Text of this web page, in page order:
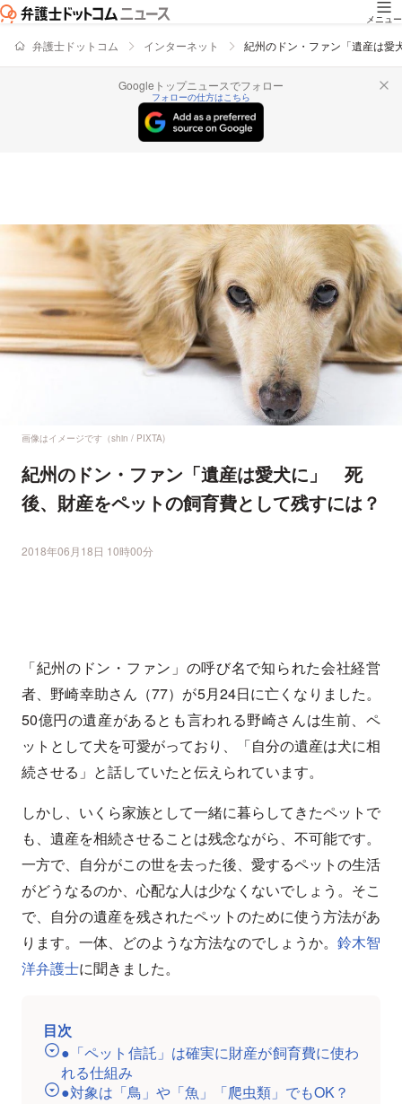
メニュー
弁護士ドットコム インターネット 紀州のドン・ファン「遺産は
Googleトップニュースでフォロー
フォローの仕方はこちら
画像はイメージです（shin / PIXTA)
紀州のドン・ファン「遺産は愛犬に」 死
後、財産をペットの飼育費として残すには？
2018年06月18日 10時00分
「紀州のドン・ファン」の呼び名で知られた会社経営
者、野崎幸助さん（77）が5月24日に亡くなりました。
50億円の遺産があるとも言われる野崎さんは生前、ペ
ットとして犬を可愛がっており、「自分の遺産は犬に相
続させる」と話していたと伝えられています。
しかし、いくら家族として一緒に暮らしてきたペットで
も、遺産を相続させることは残念ながら、不可能です。
一方で、自分がこの世を去った後、愛するペットの生活
がどうなるのか、心配な人は少なくないでしょう。そこ
で、自分の遺産を残されたペットのために使う方法があ
ります。一体、どのような方法なのでしょうか。 鈴木智
洋弁護士に聞きました。
目次
●「ペット信託」は確実に財産が飼育費に使わ
れる仕組み
●対象は「鳥」や「魚」「爬虫類」でもOK？